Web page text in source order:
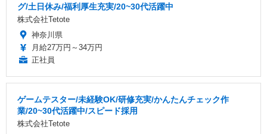
グ/土日休み/福利厚生充実/20~30代活躍中
株式会社Tetote
神奈川県
月給27万円～34万円
正社員
ゲームテスター/未経験OK/研修充実/かんたんチェック作
業/20~30代活躍中/スピード採用
株式会社Tetote